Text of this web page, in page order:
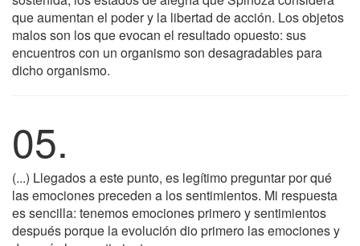
que aumentan el poder y la libertad de acción. Los objetos
malos son los que evocan el resultado opuesto: sus
encuentros con un organismo son desagradables para
dicho organismo.
05.
(...) Llegados a este punto, es legítimo preguntar por qué
las emociones preceden a los sentimientos. Mi respuesta
es sencilla: tenemos emociones primero y sentimientos
después porque la evolución dio primero las emociones y